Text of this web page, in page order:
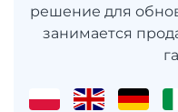
решение для
занимается